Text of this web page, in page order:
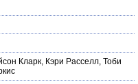
Кларк, Кэри Расселл, Тоби